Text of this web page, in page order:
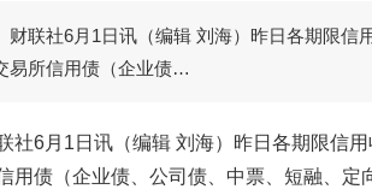
社6月1日讯（编辑 刘海）昨日各期限信
易所信用债（企业债…
社6月1日讯（编辑 刘海） 昨日各期限信
用债（企业债、公司债、中票、短融、